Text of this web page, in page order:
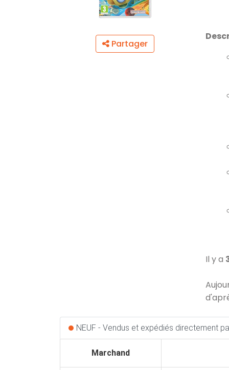
Partager
Il y a
NEUF - Vendus et expédiés directement
Marchand